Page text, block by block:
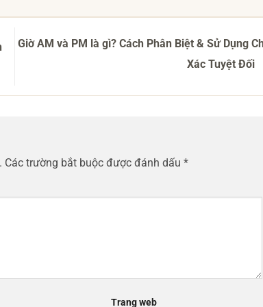
Giờ AM và PM là gì? Cách Phân Biệt & Sử Dụng
Xác Tuyệt Đối
Các trường bắt buộc được đánh dấu *
Trang web